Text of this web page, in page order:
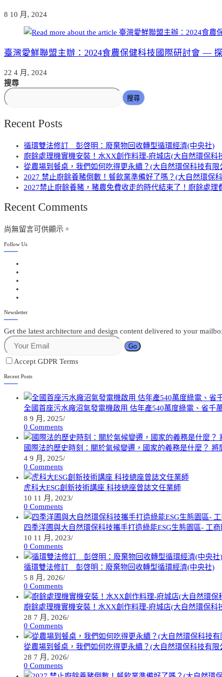
8 10 月, 2024
臺灣愛鮮聯盟主辦：2024食農保健科技國際研討會 —
22 4 月, 2024
搜尋
搜尋
Recent Posts
循環雙法修訂 彭啓明：廢棄物回收轉型循環經濟(中央社)
廚餘處理機實機安裝！水XX創作料理-府城店(大自然環保科
從農場到餐桌，我們如何吃得更永續？(大自然環保科技有限
2027 禁止廚餘養豬倒數！餐飲業準備好了嗎？(大自然環保
2027禁止廚餘養豬，豬農免費收走的時代結束了！廚餘處
Recent Comments
尚無留言可供顯示。
Follow Us
Newsletter
Get the latest architecture and design content delivered to your
Go
Accept GDPR Terms
Recent Posts
全國首座污水廠沼氣發電機啟用 估年產540萬度綠電、省千
8 9 月, 2025/
0 Comments
國際法的歷史時刻：關於氣候變遷，國家的義務是什麼？
4 9 月, 2025/
0 Comments
虎科大ESG創新技術講座 科技總座曾誌文任業師
10 11 月, 2023/
0 Comments
四季洋圃與大自然環保科技攜手打造綠能ESG生態園區- 工
10 11 月, 2023/
0 Comments
循環雙法修訂 彭啓明：廢棄物回收轉型循環經濟(中央社)
5 8 月, 2026/
0 Comments
廚餘處理機實機安裝！水XX創作料理-府城店(大自然環保科
28 7 月, 2026/
0 Comments
從農場到餐桌，我們如何吃得更永續？(大自然環保科技有限
28 7 月, 2026/
0 Comments